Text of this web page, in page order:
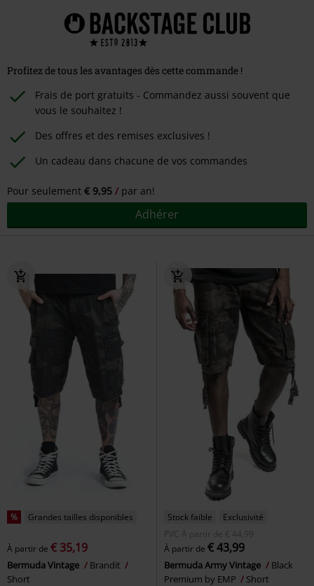
Profitez de tous les avantages dès cette commande !
Frais de port gratuits - Commandez aussi souvent que
vous le souhaitez !
Des offres et des remises exclusives !
Un cadeau dans chacune de vos commandes
Pour seulement € 9,95 par an!
Adhérer
% Grandes tailles disponibles
À partir de € 35,19
Bermuda Vintage
Brandit
Short
Stock faible
Exclusivité
PVC
À partir de € 44,99
À partir de € 43,99
Bermuda Army Vintage
Black
Premium by EMP
Short